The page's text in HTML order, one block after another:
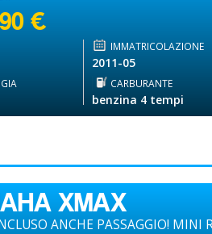
€
IMMATRICOLAZIONE
2011-05
CARBURANTE
benzina 4 tempi
XMAX
ANCHE PASSAGGIO! MINI